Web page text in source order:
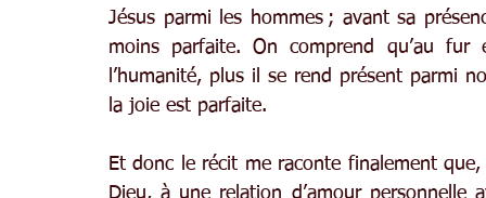
Jésus parmi les hommes ; avant sa
moins parfaite. On comprend qu’au
l’humanité, plus il se rend présent parmi
la joie est parfaite.
Et donc le récit me raconte finalement
Dieu, à une relation d’amour